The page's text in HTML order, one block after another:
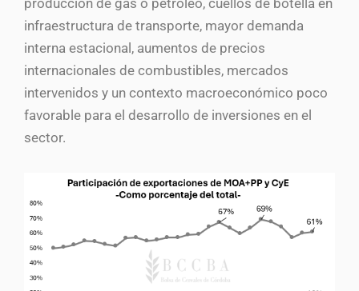
infraestructura de transporte, mayor demanda
interna estacional, aumentos de precios
internacionales de combustibles, mercados
intervenidos y un contexto macroeconómico poco
favorable para el desarrollo de inversiones en el
sector.